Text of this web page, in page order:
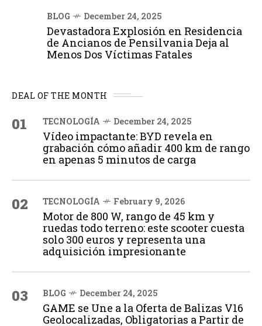
BLOG December 24, 2025
Devastadora Explosión en Residencia
de Ancianos de Pensilvania Deja al
Menos Dos Víctimas Fatales
DEAL OF THE MONTH
01 TECNOLOGÍA December 24, 2025
Vídeo impactante: BYD revela en
grabación cómo añadir 400 km de rango
en apenas 5 minutos de carga
02 TECNOLOGÍA February 9, 2026
Motor de 800 W, rango de 45 km y
ruedas todo terreno: este scooter cuesta
solo 300 euros y representa una
adquisición impresionante
03 BLOG December 24, 2025
GAME se Une a la Oferta de Balizas V16
Geolocalizadas, Obligatorias a Partir de